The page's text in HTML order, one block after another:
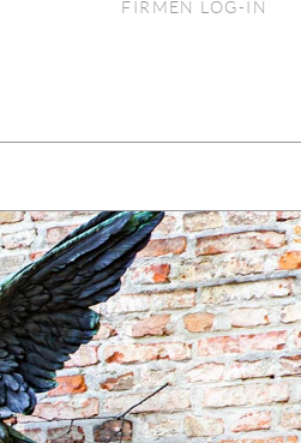
FIRMEN LOG-IN